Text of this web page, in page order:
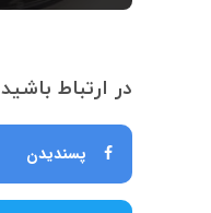
در ارتباط باشید
پسندیدن